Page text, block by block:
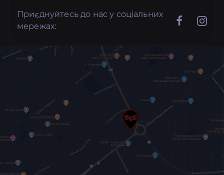
Приєднуйтесь до нас у соціальних
мережах: